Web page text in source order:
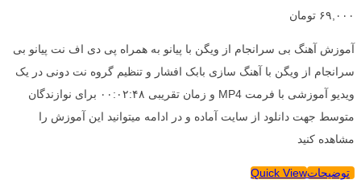
۶۹,۰۰۰ تومان
آموزش آهنگ بی سرانجام از ویگن با پیانو به همراه پی دی اف نت پیانو بی
سرانجام از ویگن با آهنگ سازی بابک افشار و تنظیم گروه نت دونی در یک
ویدیو آموزشی با فرمت MP4 و زمان تقریبی ۰۰:۰۲:۴۸ برای نوازندگان
متوسط جهت دانلود از سایت آماده و در ادامه میتوانید این آموزش را
مشاهده کنید
توضیحاتQuick View